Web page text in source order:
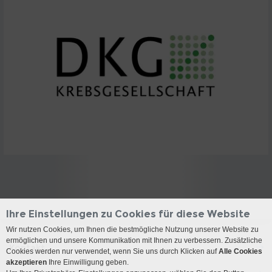
Kontakt
Ihre Einstellungen zu Cookies für diese Website
Wir nutzen Cookies, um Ihnen die bestmögliche Nutzung unserer Website zu
ermöglichen und unsere Kommunikation mit Ihnen zu verbessern. Zusätzliche
Cookies werden nur verwendet, wenn Sie uns durch Klicken aufAlle Cookies
akzeptieren Ihre Einwilligung geben.